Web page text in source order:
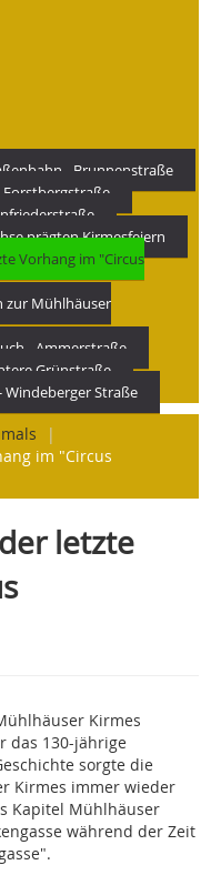
- Brunnenstraße
prägten Kirmesfeiern
Vorhang im "Circus
zur Mühlhäuser
- Ammerstraße
Grünstraße
Windeberger Straße
|
im "Circus
letzte
Kirmes
das 130-jährige
sorgte die
Kirmes immer wieder
Kapitel Mühlhäuser
während der Zeit